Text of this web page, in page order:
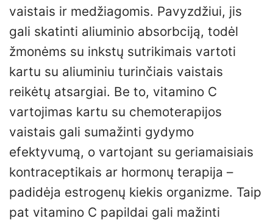
vaistais ir medžiagomis. Pavyzdžiui, jis
gali skatinti aliuminio absorbciją, todėl
žmonėms su inkstų sutrikimais vartoti
kartu su aliuminiu turinčiais vaistais
reikėtų atsargiai. Be to, vitamino C
vartojimas kartu su chemoterapijos
vaistais gali sumažinti gydymo
efektyvumą, o vartojant su geriamaisiais
kontraceptikais ar hormonų terapija –
padidėja estrogenų kiekis organizme. Taip
pat vitamino C papildai gali mažinti